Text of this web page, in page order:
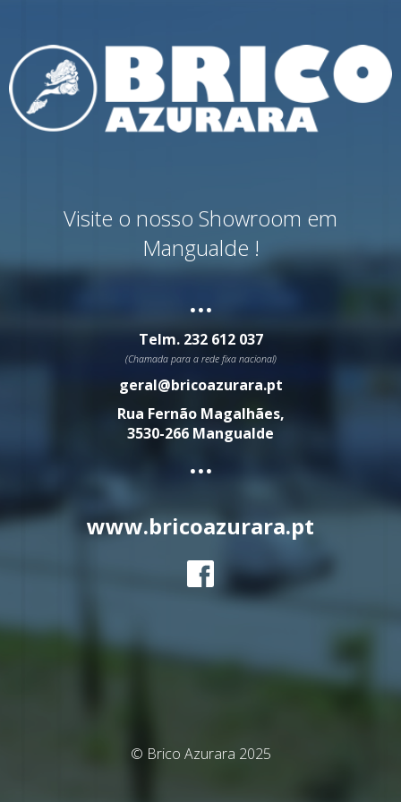
Visite o nosso Showroom em
Mangualde !
...
Telm. 232 612 037
(Chamada para a rede fixa nacional)
geral@bricoazurara.pt
Rua Fernão Magalhães,
3530-266 Mangualde
...
www.bricoazurara.pt
© Brico Azurara 2025